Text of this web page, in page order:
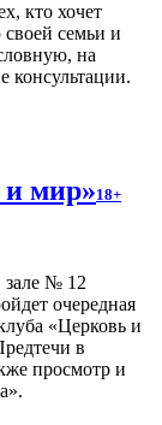
кто хочет
семьи и
на
консультации.
и мир»18+
зале № 12
очередная
«Церковь и
в
просмотр и